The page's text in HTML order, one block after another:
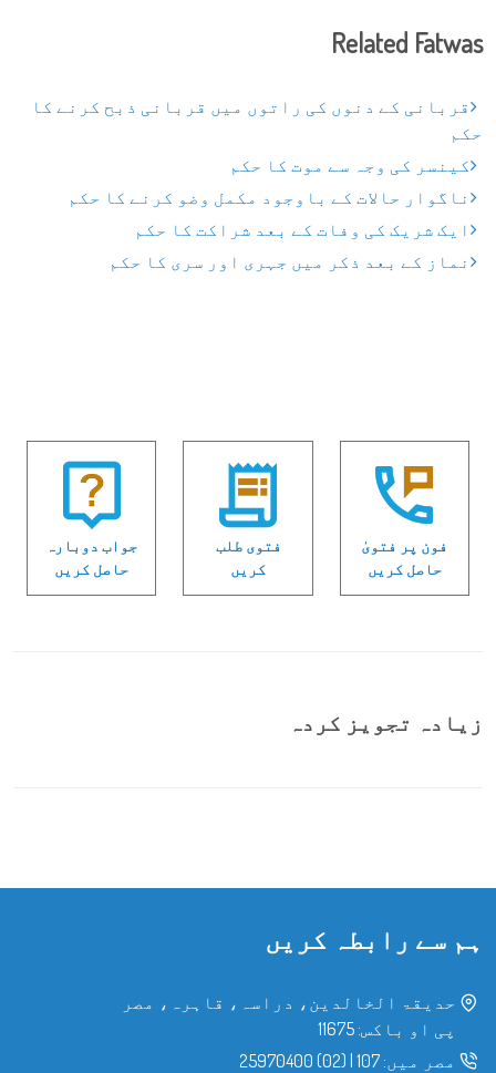
Related Fatwas
قربانی کے دنوں کی راتوں میں قربانی ذبح کرنے کا
حکم
کینسر کی وجہ سے موت کا حکم
ناگوار حالات کے باوجود مکمل وضو کرنے کا حکم
ایک شریک کی وفات کے بعد شراکت کا حکم
نماز کے بعد ذکر میں جہری اور سری کا حکم
فون پر فتویٰ
حاصل کریں
فتوی طلب
کریں
جواب دوبارہ
حاصل کریں
زیادہ تجویز کردہ
ہم سے رابطہ کریں
حدیقۃ الخالدین، دراسہ، قاہرہ، مصر
پی او باکس: 11675
مصر میں: 107
|
(02) 25970400